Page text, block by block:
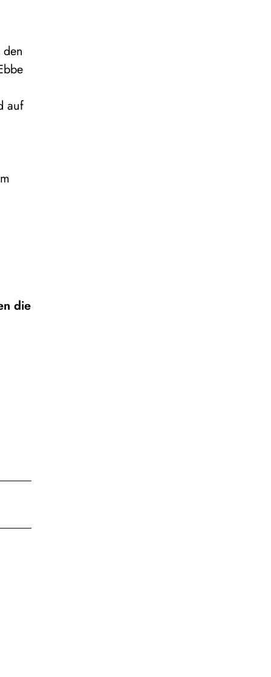
auf
die